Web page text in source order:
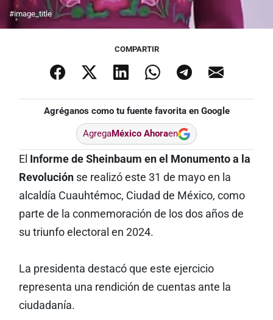
#image_title
COMPARTIR
Agréganos como tu fuente favorita en Google
AgregaMéxico Ahoraen
El
Informe de Sheinbaum en el Monumento a la
Revoluciónse realizó este 31 de mayo en la
alcaldía Cuauhtémoc, Ciudad de México, como
parte de la conmemoración de los dos años de
su triunfo electoral en 2024.
La presidenta destacó que este ejercicio
representa una rendición de cuentas ante la
ciudadanía.